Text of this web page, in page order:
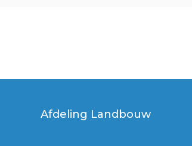
Afdeling Landbouw